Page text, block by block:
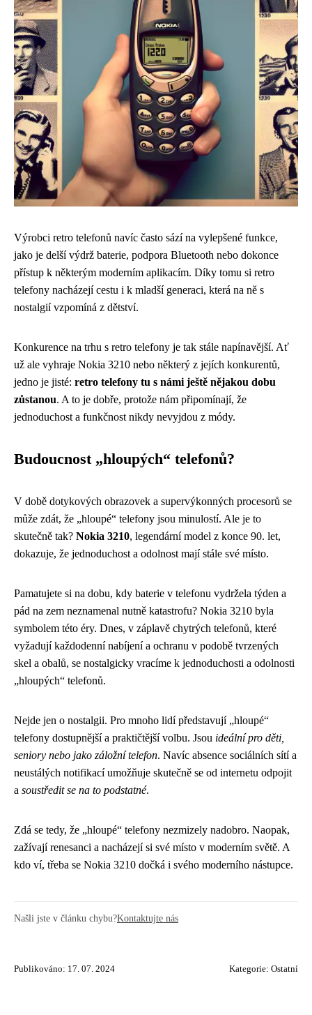
Výrobci retro telefonů navíc často sází na vylepšené funkce,
jako je delší výdrž baterie, podpora Bluetooth nebo dokonce
přístup k některým moderním aplikacím. Díky tomu si retro
telefony nacházejí cestu i k mladší generaci, která na ně s
nostalgií vzpomíná z dětství.
Konkurence na trhu s retro telefony je tak stále napínavější. Ať
už ale vyhraje Nokia 3210 nebo některý z jejích konkurentů,
jedno je jisté: retro telefony tu s námi ještě nějakou dobu
zůstanou. A to je dobře, protože nám připomínají, že
jednoduchost a funkčnost nikdy nevyjdou z módy.
Budoucnost „hloupých“ telefonů?
V době dotykových obrazovek a supervýkonných procesorů se
může zdát, že „hloupé“ telefony jsou minulostí. Ale je to
skutečně tak? Nokia 3210, legendární model z konce 90. let,
dokazuje, že jednoduchost a odolnost mají stále své místo.
Pamatujete si na dobu, kdy baterie v telefonu vydržela týden a
pád na zem neznamenal nutně katastrofu? Nokia 3210 byla
symbolem této éry. Dnes, v záplavě chytrých telefonů, které
vyžadují každodenní nabíjení a ochranu v podobě tvrzených
skel a obalů, se nostalgicky vracíme k jednoduchosti a odolnosti
„hloupých“ telefonů.
Nejde jen o nostalgii. Pro mnoho lidí představují „hloupé“
telefony dostupnější a praktičtější volbu. Jsou ideální pro děti,
seniory nebo jako záložní telefon. Navíc absence sociálních sítí a
neustálých notifikací umožňuje skutečně se od internetu odpojit
a soustředit se na to podstatné.
Zdá se tedy, že „hloupé“ telefony nezmizely nadobro. Naopak,
zažívají renesanci a nacházejí si své místo v moderním světě. A
kdo ví, třeba se Nokia 3210 dočká i svého moderního nástupce.
Našli jste v článku chybu?Kontaktujte nás
Publikováno: 17. 07. 2024 Kategorie: Ostatní